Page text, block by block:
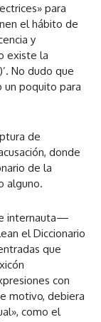
para
el hábito de
y
existe la
No dudo que
un poquito para
de
donde
de la
alguno.
internauta—
el Diccionario
que
con
motivo, debiera
como el